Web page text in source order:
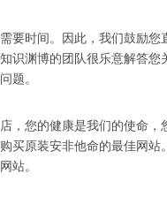
要时间。因此，我们鼓励您
识渊博的团队很乐意解答您
题。
，您的健康是我们的使命，
买原装安非他命的最佳网站
站。